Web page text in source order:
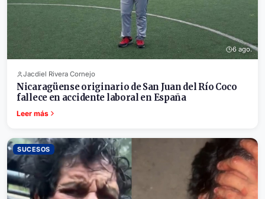
6 ago.
Jacdiel Rivera Cornejo
Nicaragüense originario de San Juan del Río Coco
fallece en accidente laboral en España
Leer más
SUCESOS